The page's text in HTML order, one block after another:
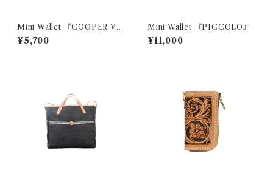
Mini Wallet 『COOPER Vin
tage』
¥5,700
Mini Wallet 『PICCOLO』
¥11,000